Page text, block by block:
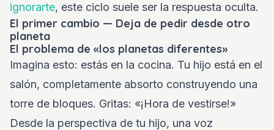
ignorarte, este ciclo suele ser la respuesta oculta.
El primer cambio — Deja de pedir desde otro
planeta
El problema de «los planetas diferentes»
Imagina esto: estás en la cocina. Tu hijo está en el
salón, completamente absorto construyendo una
torre de bloques. Gritas: «¡Hora de vestirse!»
Desde la perspectiva de tu hijo, una voz